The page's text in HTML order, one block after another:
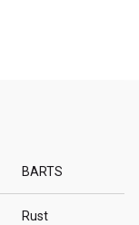
BARTS
Rust